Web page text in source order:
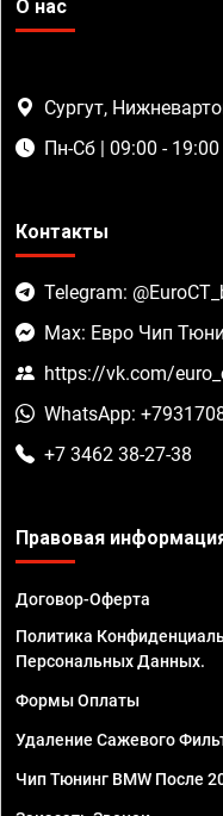
О нас
Сургут,
Пн-Сб | 09:00 - 19:00
Контакты
Telegram:
Max: Евро Чип
https://vk.com/
WhatsApp:
+7 3462 38-27-38
Правовая
Договор-Оферта
Политика
Персональных Данных.
Формы Оплаты
Удаление Сажевого
Чип Тюнинг BMW После